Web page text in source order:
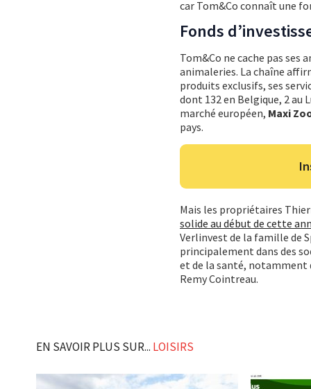
car Tom&Co connaît une
Fonds
Tom&Co ne cache pas ses
animaleries. La chaîne
produits exclusifs, ses
dont 132 en Belgique, 2 au
marché européen, Maxi
pays.
Mais les propriétaires
solide au début de cette
Verlinvest de la famille de
principalement dans des
et de la santé, notamment
Remy Cointreau.
EN SAVOIR PLUS SUR... LOISIRS